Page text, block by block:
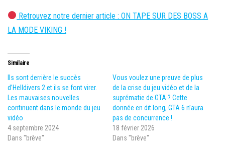
Retrouvez notre dernier article : ON TAPE SUR DES BOSS A
LA MODE VIKING !
Similaire
Ils sont derrière le succès
d’Helldivers 2 et ils se font virer.
Les mauvaises nouvelles
continuent dans le monde du jeu
vidéo
4 septembre 2024
Dans "brève"
Vous voulez une preuve de plus
de la crise du jeu vidéo et de la
suprématie de GTA ? Cette
donnée en dit long, GTA 6 n’aura
pas de concurrence !
18 février 2026
Dans "brève"